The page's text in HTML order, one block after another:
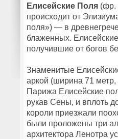
Елисейские Поля (фр.
происходит от
поля») — в
блаженных.
получившие от богов
Знаменитые
аркой (ширина 71
Парижа Елисейские
рукав Сены, и вплоть
короли приезжали
были проложены три
архитектора Ленотра